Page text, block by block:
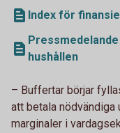
Index för
hushållen
– Buffertar börjar
att betala nödvändiga
marginaler i